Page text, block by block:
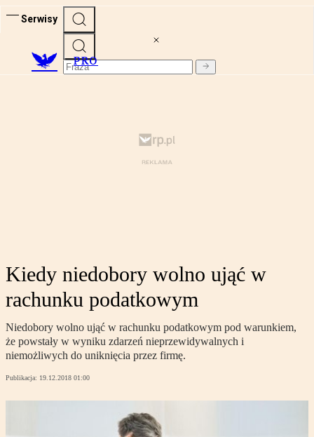
Serwisy
PRO
Kiedy niedobory wolno ująć w
rachunku podatkowym
Niedobory wolno ująć w rachunku podatkowym pod warunkiem,
że powstały w wyniku zdarzeń nieprzewidywalnych i
niemożliwych do uniknięcia przez firmę.
Publikacja: 19.12.2018 01:00